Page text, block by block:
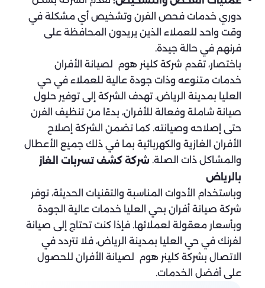
دوري خدمات فحص الفرن وتشخيص أي مشكلة في
وقت واحد للعملاء الذين يريدون المحافظة على
فرنهم في حالة جيدة.
باختصار، تقدم شركة كلينر هوم لصيانة الأفران
خدمات متنوعه وذات جودة عالية للعملاء في حي
العليا بمدينة الرياض. تهدف الشركة إلى توفير حلول
صيانة شاملة وفعالة للأفران، بدءًا من تنظيف الفرن
حتى إصلاحه وصيانته. كما تضمن الشركة إصلاح
الأفران الغازية والكهربائية بما في ذلك جميع الأعطال
والمشاكل ذات الصلة. شركة كشف تسربات الغاز
بالرياض
وباستخدام الأدوات المناسبة والتقنيات الحديثة، توفر
شركة صيانة أفران بحي العليا خدمات عالية الجودة
وبأسعار معقولة لعملائها. فإذا كنت تحتاج إلى صيانة
لفرنك في حي العليا بمدينة الرياض، فلا تتردد في
الاتصال بشركة كلينر هوم لصيانة الأفران للحصول
على أفضل الخدمات.